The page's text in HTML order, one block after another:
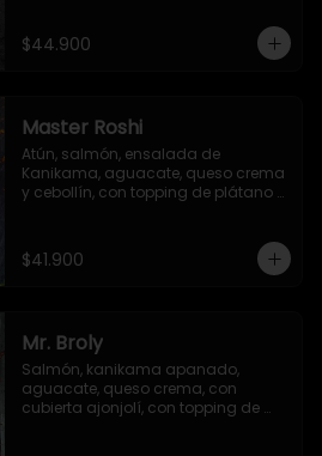
$44.900
Master Roshi
Atún, salmón, ensalada de
Kanikama, aguacate, queso crema
y cebollín, con topping de plátano
$41.900
Mr. Broly
Salmón, kanikama apanado,
aguacate, queso crema, con
cubierta ajonjolí, con topping de